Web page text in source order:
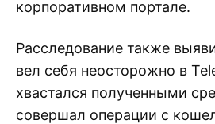
корпоративном портале.
Расследование также
вел себя неосторожно в
хвастался полученными
совершал операции с